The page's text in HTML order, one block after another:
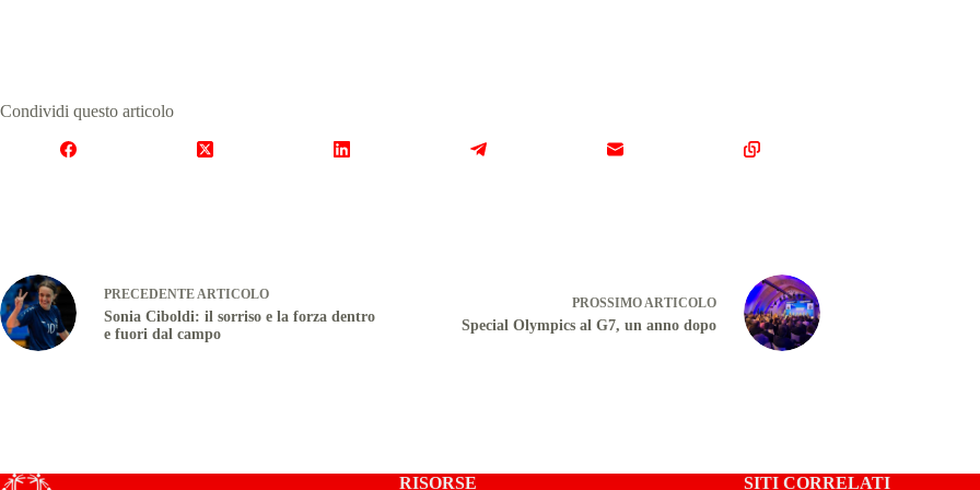
Condividi questo articolo
PRECEDENTE ARTICOLO
Sonia Ciboldi: il sorriso e la forza dentro
e fuori dal campo
PROSSIMO ARTICOLO
Special Olympics al G7, un anno dopo
RISORSE SITI CORRELATI